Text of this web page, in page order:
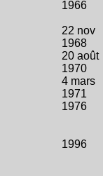
1966
22 nov
1968
20 août
1970
4 mars
1971
1976
1996